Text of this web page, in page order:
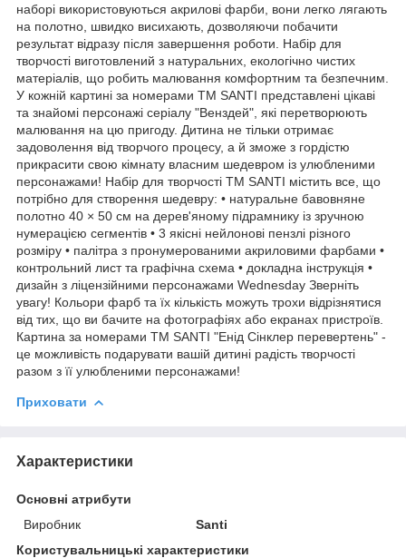
наборі використовуються акрилові фарби, вони легко лягають
на полотно, швидко висихають, дозволяючи побачити
результат відразу після завершення роботи. Набір для
творчості виготовлений з натуральних, екологічно чистих
матеріалів, що робить малювання комфортним та безпечним.
У кожній картині за номерами ТМ SANTI представлені цікаві
та знайомі персонажі серіалу "Венздей", які перетворюють
малювання на цю пригоду. Дитина не тільки отримає
задоволення від творчого процесу, а й зможе з гордістю
прикрасити свою кімнату власним шедевром із улюбленими
персонажами! Набір для творчості ТМ SANTI містить все, що
потрібно для створення шедевру: • натуральне бавовняне
полотно 40 × 50 см на дерев'яному підрамнику із зручною
нумерацією сегментів • 3 якісні нейлонові пензлі різного
розміру • палітра з пронумерованими акриловими фарбами •
контрольний лист та графічна схема • докладна інструкція •
дизайн з ліцензійними персонажами Wednesday Зверніть
увагу! Кольори фарб та їх кількість можуть трохи відрізнятися
від тих, що ви бачите на фотографіях або екранах пристроїв.
Картина за номерами ТМ SANTI "Енід Сінклер перевертень" -
це можливість подарувати вашій дитині радість творчості
разом з її улюбленими персонажами!
Приховати
Характеристики
Основні атрибути
Виробник
Santi
Користувальницькі характеристики